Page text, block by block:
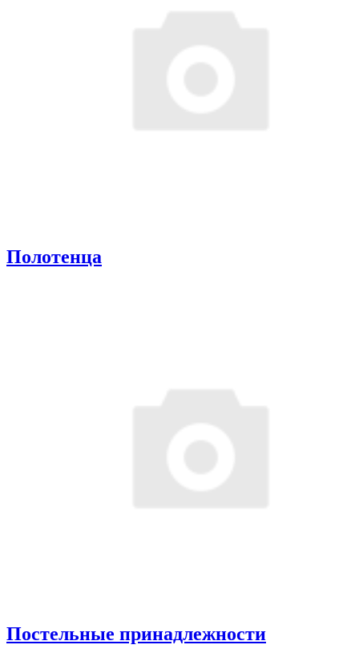
Полотенца
Постельные принадлежности